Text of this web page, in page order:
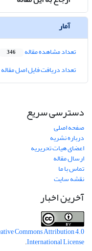
آمار
تعداد مشاهده مقاله 346
تعداد دریافت فایل اصل مقاله
دسترسی سریع
صفحه اصلی
درباره نشریه
اعضای هیات تحریریه
ارسال مقاله
تماس با ما
نقشه سایت
آخرین اخبار
Commons Attribution 4.0
International License
.